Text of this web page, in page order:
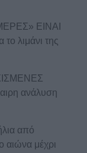
ΕΙΝΑΙ
λιμάνι της
ανάλυση
από
αιώνα μέχρι